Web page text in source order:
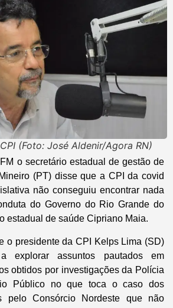
(Foto: José Aldenir/Agora RN)
o secretário estadual de gestão de
(PT) disse que a CPI da covid
não conseguiu encontrar nada
do Governo do Rio Grande do
estadual de saúde Cipriano Maia.
o presidente da CPI Kelps Lima (SD)
explorar assuntos pautados em
obtidos por investigações da Polícia
Público no que toca o caso dos
pelo Consórcio Nordeste que não